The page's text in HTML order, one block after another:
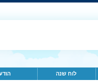
לוח שנה